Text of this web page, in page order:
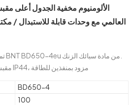
العالمي مع وحدات قابلة للاستبدال /
مقبس مخفي مدمج، مقاوم للماء IP44، مزود بمنفذين للطاقة
BD650-4
100